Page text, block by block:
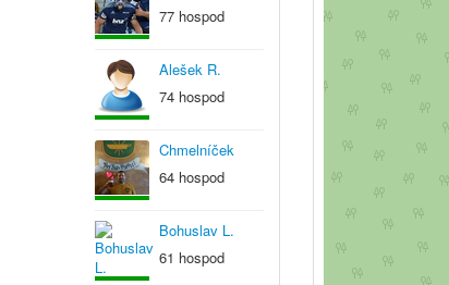
77 hospod
Alešek R.
74 hospod
Chmelníček
64 hospod
Bohuslav L.
61 hospod